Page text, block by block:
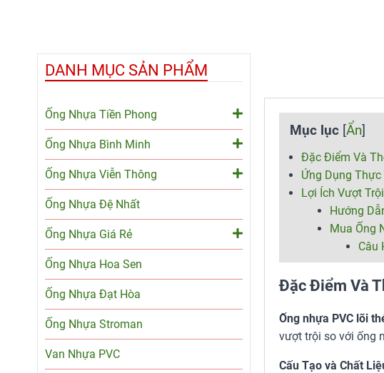
Mục lục [Ẩn]
Đặc Điểm Và
Ứng Dụng Thực
Lợi Ích Vượt
Hướng
Mua Ống
Câu
Đặc Điểm Và
Ống nhựa PVC lõi
vượt trội so với ống
Cấu Tạo và Chất
DANH MỤC SẢN PHẨM
Ống Nhựa Tiền Phong
Ống Nhựa Bình Minh
Ống Nhựa Viễn Thông
Ống Nhựa Đệ Nhất
Ống Nhựa Giá Rẻ
Ống Nhựa Hoa Sen
Ống Nhựa Đạt Hòa
Ống Nhựa Stroman
Van Nhựa PVC